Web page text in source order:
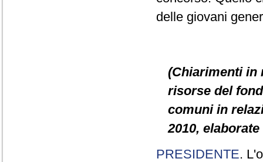
delle giovani
(Chiarimenti in
risorse del
comuni in
2010,
PRESIDENTE.